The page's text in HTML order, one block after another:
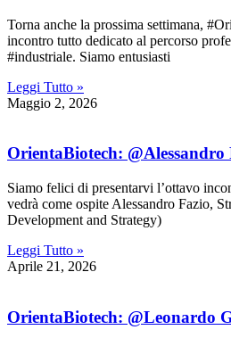
Torna anche la prossima settimana,
incontro tutto dedicato al percorso
#industriale. Siamo entusiasti
Leggi Tutto »
Maggio 2, 2026
OrientaBiotech: @Alessandro
Siamo felici di presentarvi l’ottavo
vedrà come ospite Alessandro Fazio,
Development and Strategy)
Leggi Tutto »
Aprile 21, 2026
OrientaBiotech: @Leonardo